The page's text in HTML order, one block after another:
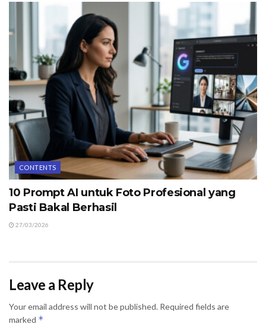
CONTENTS
10 Prompt AI untuk Foto Profesional yang
Pasti Bakal Berhasil
27/03/2026
Leave a Reply
Your email address will not be published. Required fields are
marked *